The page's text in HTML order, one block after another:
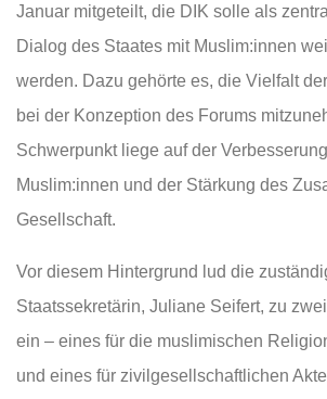
Januar mitgeteilt, die DIK solle als
Dialog des Staates mit Muslim:innen
werden. Dazu gehörte es, die Vielfalt
bei der Konzeption des Forums
Schwerpunkt liege auf der
Muslim:innen und der Stärkung des
Gesellschaft.
Vor diesem Hintergrund lud die
Staatssekretärin, Juliane Seifert, zu
ein – eines für die muslimischen
und eines für zivilgesellschaftlichen